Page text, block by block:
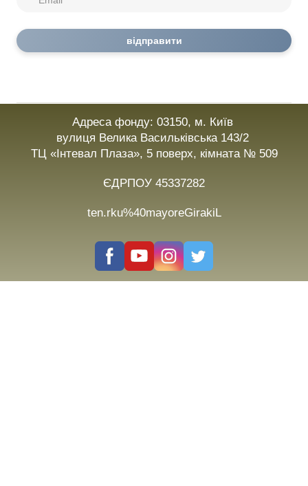
відправити
Адреса фонду: 03150, м. Київ
вулиця Велика Васильківська 143/2
ТЦ «Інтевал Плаза», 5 поверх, кімната № 509
ЄДРПОУ 45337282
ten.rku%40mayoreGirakiL